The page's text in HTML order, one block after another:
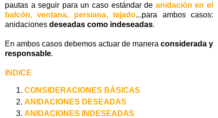
pautas a seguir para un caso estándar de anidación en el
balcón, ventana, persiana, tejado...para ambos casos:
anidaciones deseadas como indeseadas.
En ambos casos debemos actuar de manera considerada y
responsable.
INDICE
CONSIDERACIONES BÁSICAS
ANIDACIONES DESEADAS
ANIDACIONES INDESEADAS